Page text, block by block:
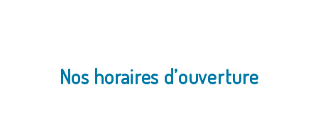
Nos horaires d’ouverture